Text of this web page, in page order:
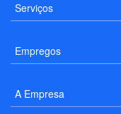
Serviços
Empregos
A Empresa